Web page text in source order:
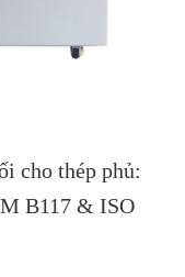
cho thép phủ:
B117 & ISO